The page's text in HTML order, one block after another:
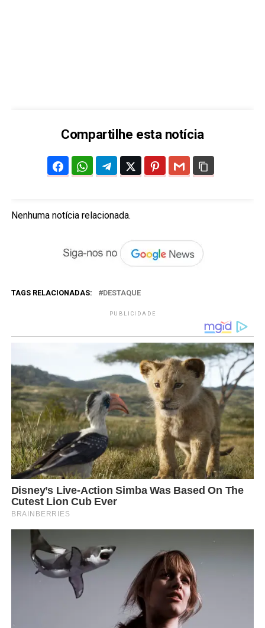
Compartilhe esta notícia
Nenhuma notícia relacionada.
TAGS RELACIONADAS: DESTAQUE
PUBLICIDADE